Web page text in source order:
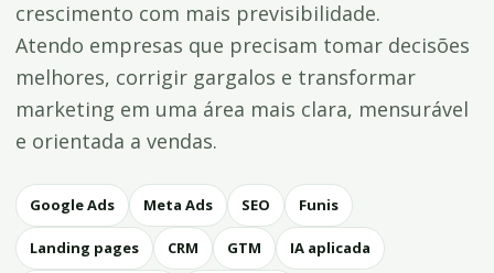
crescimento com mais previsibilidade.
Atendo empresas que precisam tomar decisões
melhores, corrigir gargalos e transformar
marketing em uma área mais clara, mensurável
e orientada a vendas.
Google Ads Meta Ads SEO Funis
Landing pages CRM GTM IA aplicada